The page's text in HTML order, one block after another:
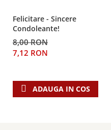
Felicitare - Sincere
Condoleante!
8,00 RON
7,12 RON
ADAUGA IN COS